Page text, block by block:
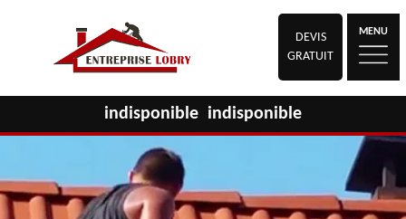
DEVIS
GRATUIT
MENU
indisponible indisponible